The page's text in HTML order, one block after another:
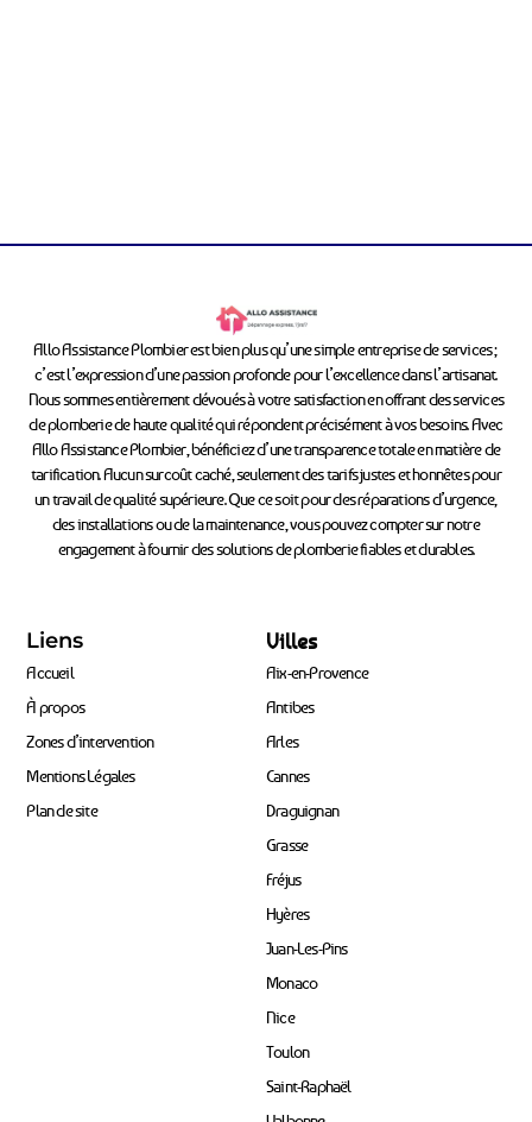
Allo Assistance Plombier est bien plus qu’une simple entreprise de services ;
c’est l’expression d’une passion profonde pour l’excellence dans l’artisanat.
Nous sommes entièrement dévoués à votre satisfaction en offrant des services
de plomberie de haute qualité qui répondent précisément à vos besoins. Avec
Allo Assistance Plombier, bénéficiez d’une transparence totale en matière de
tarification. Aucun surcoût caché, seulement des tarifs justes et honnêtes pour
un travail de qualité supérieure. Que ce soit pour des réparations d’urgence,
des installations ou de la maintenance, vous pouvez compter sur notre
engagement à fournir des solutions de plomberie fiables et durables.
Liens
Accueil
À propos
Zones d’intervention
Mentions Légales
Plan de site
Villes
Aix-en-Provence
Antibes
Arles
Cannes
Draguignan
Grasse
Fréjus
Hyères
Juan-Les-Pins
Monaco
Nice
Toulon
Saint-Raphaël